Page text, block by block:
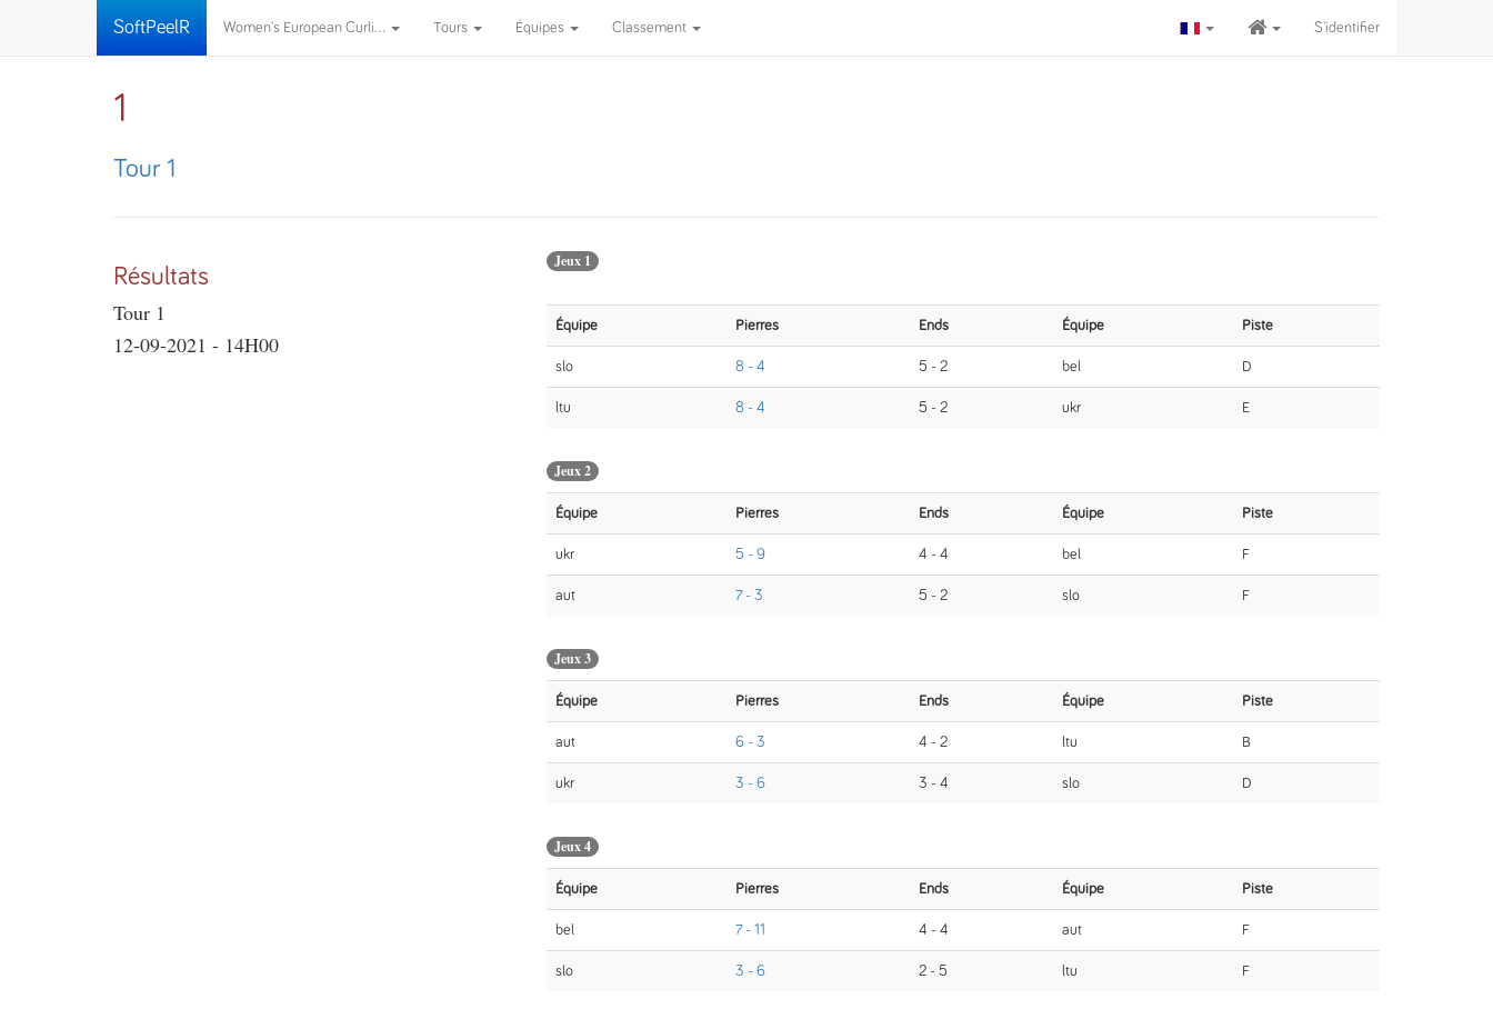
SoftPeelR Women's European Curli... Tours Équipes Classement S'identifier
1
Tour 1
Résultats
Tour 1
12-09-2021 - 14H00
Jeux 1
Équipe Pierres Ends Équipe Piste
slo 8 - 4 5 - 2 bel D
ltu 8 - 4 5 - 2 ukr E
Jeux 2
Équipe Pierres Ends Équipe Piste
ukr 5 - 9 4 - 4 bel F
aut 7 - 3 5 - 2 slo F
Jeux 3
Équipe Pierres Ends Équipe Piste
aut 6 - 3 4 - 2 ltu B
ukr 3 - 6 3 - 4 slo D
Jeux 4
Équipe Pierres Ends Équipe Piste
bel 7 - 11 4 - 4 aut F
slo 3 - 6 2 - 5 ltu F